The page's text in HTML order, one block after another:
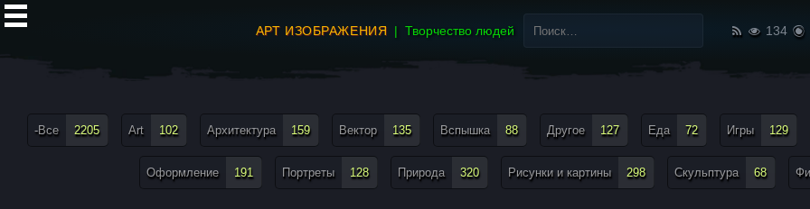
АРТ ИЗОБРАЖЕНИЯ Творчество людей
Найти:
134
-Все 2205 Art 102 Архитектура 159 Вектор 135 Вспышка 88 Другое 127 Еда 72 Игры 129
Оформление 191 Портреты 128 Природа 320 Рисунки и картины 298 Скульптура 68